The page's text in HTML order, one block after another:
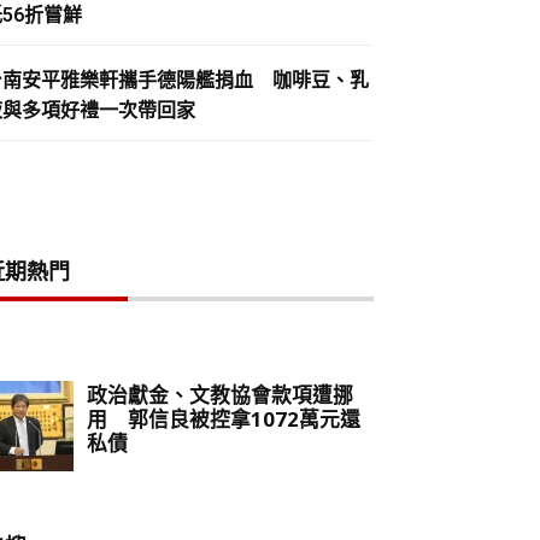
折嘗鮮
安平雅樂軒攜手德陽艦捐血 咖啡豆、乳
多項好禮一次帶回家
熱門